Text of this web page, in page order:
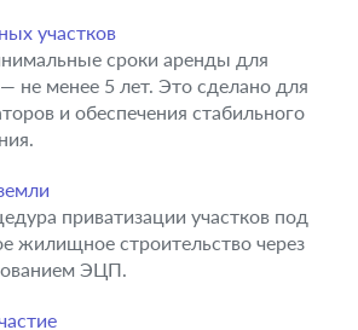
участков
сроки аренды для
не менее 5 лет. Это сделано для
и обеспечения стабильного
приватизации участков под
жилищное строительство через
ЭЦП.